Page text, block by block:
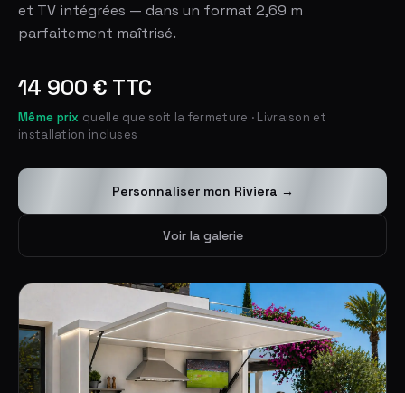
et TV intégrées — dans un format 2,69 m
parfaitement maîtrisé.
14 900 € TTC
Même prix quelle que soit la fermeture · Livraison et
installation incluses
Personnaliser mon Riviera →
Voir la galerie